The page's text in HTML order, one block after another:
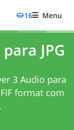
16 Menu
JPG
3 Audio para
format com
.